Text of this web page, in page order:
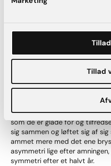
Tillad
Vi anbefaler, at du
amning, hvilket holder brystet
periode skal man forbi og
Kvinder som umiddelbart
har behov for et løft, har
som de er glade for og
sig sammen og løftet sig af sig
ammet mere med det ene
asymmetri lige efter
symmetri efter et halvt år.